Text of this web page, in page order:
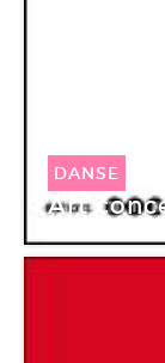
DANSE
Art